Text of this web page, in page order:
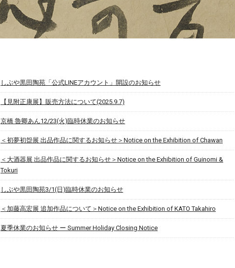
しぶや黒田陶苑「公式LINEアカウント」開設のお知らせ
【見附正康展】販売方法について(2025.9.7)
京橋 魯卿あん12/23(火)臨時休業のお知らせ
＜初夢初盌展 出品作品に関するお知らせ＞Notice on the Exhibition of Chawan
＜大酒器展 出品作品に関するお知らせ＞Notice on the Exhibition of Guinomi &
Tokuri
しぶや黒田陶苑3/1(日)臨時休業のお知らせ
＜加藤高宏展 追加作品について＞Notice on the Exhibition of KATO Takahiro
夏季休業のお知らせ ー Summer Holiday Closing Notice